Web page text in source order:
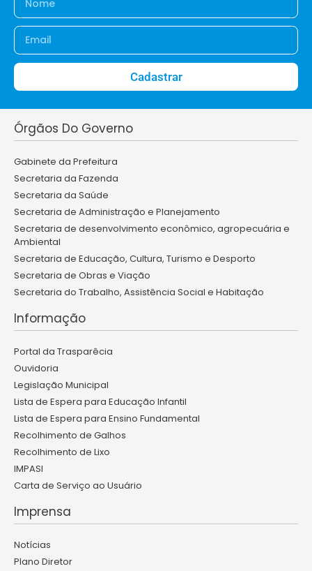
Cadastrar
Órgãos Do Governo
Gabinete da Prefeitura
Secretaria da Fazenda
Secretaria da Saúde
Secretaria de Administração e Planejamento
Secretaria de desenvolvimento econômico, agropecuária e
Ambiental
Secretaria de Educação, Cultura, Turismo e Desporto
Secretaria de Obras e Viação
Secretaria do Trabalho, Assistência Social e Habitação
Informação
Portal da Trasparêcia
Ouvidoria
Legislação Municipal
Lista de Espera para Educação Infantil
Lista de Espera para Ensino Fundamental
Recolhimento de Galhos
Recolhimento de Lixo
IMPASI
Carta de Serviço ao Usuário
Imprensa
Notícias
Plano Diretor